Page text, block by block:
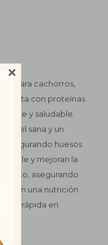

para cachorros,
receta con proteínas
y saludable.
piel sana y un
asegurando huesos
y mejoran la
asegurando
una nutrición
rápida en